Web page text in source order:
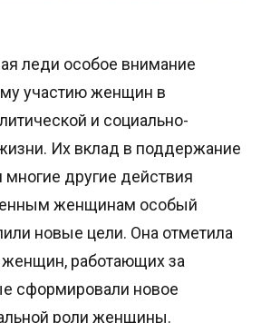
леди особое внимание
участию женщин в
и социально-
Их вклад в поддержание
другие действия
женщинам особый
новые цели. Она отметила
женщин, работающих за
сформировали новое
роли женщины.